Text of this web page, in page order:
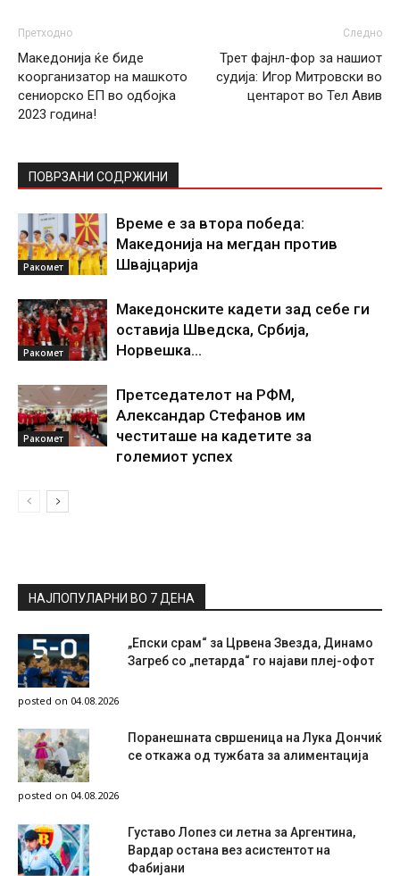
Претходно
Македонија ќе биде
коорганизатор на машкото
сениорско ЕП во одбојка
2023 година!
Следно
Трет фајнл-фор за нашиот
судија: Игор Митровски во
центарот во Тел Авив
ПОВРЗАНИ СОДРЖИНИ
Ракомет
Време е за втора победа:
Македонија на мегдан против
Швајцарија
Ракомет
Македонските кадети зад себе ги
оставија Шведска, Србија,
Норвешка…
Ракомет
Претседателот на РФМ,
Александар Стефанов им
честиташе на кадетите за
големиот успех
НАЈПОПУЛАРНИ ВО 7 ДЕНА
„Епски срам“ за Црвена Звезда, Динамо
Загреб со „петарда“ го најави плеј-офот
posted on 04.08.2026
Поранешната свршеница на Лука Дончиќ
се откажа од тужбата за алиментација
posted on 04.08.2026
Густаво Лопез си летна за Аргентина,
Вардар остана вез асистентот на
Фабијани